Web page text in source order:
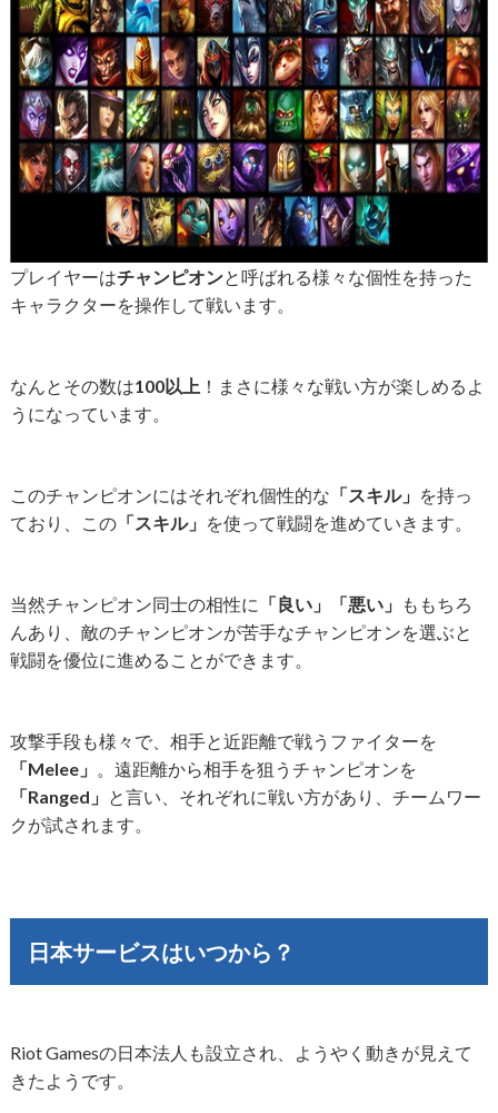
プレイヤーはチャンピオンと呼ばれる様々な個性を持った
キャラクターを操作して戦います。
なんとその数は100以上 ！まさに様々な戦い方が楽しめるよ
うになっています。
このチャンピオンにはそれぞれ個性的な 「スキル」 を持っ
ており、この「スキル」 を使って戦闘を進めていきます。
当然チャンピオン同士の相性に 「良い」「悪い」
ももちろ
んあり、敵のチャンピオンが苦手なチャンピオンを選ぶと
戦闘を優位に進めることができます。
攻撃手段も様々で、相手と近距離で戦うファイターを
「Melee」 。遠距離から相手を狙うチャンピオンを
「Ranged」 と言い、それぞれに戦い方があり、チームワー
クが試されます。
日本サービスはいつから？
Riot Gamesの日本法人も設立され、ようやく動きが見えて
きたようです。